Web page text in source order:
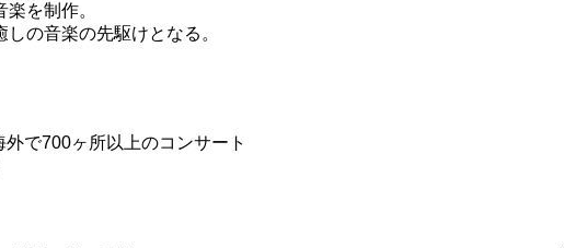
を制作。
の音楽の先駆けとなる。
で700ヶ所以上のコンサート